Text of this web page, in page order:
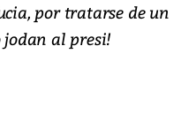
por tratarse de un
jodan al presi!